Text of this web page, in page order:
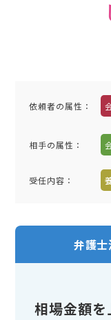
依頼者の属性 ：
相手の属性 ：
受任内容 ：
弁護
相場金額を